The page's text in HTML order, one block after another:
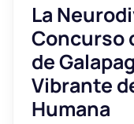
La
Concurso
de
Vibrante
Humana